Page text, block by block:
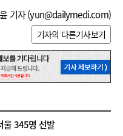
기자 (yun@dailymedi.com)
기자의 다른기사보기
울 345명 선발